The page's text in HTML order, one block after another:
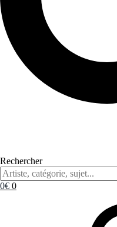
Rechercher
0€ 0